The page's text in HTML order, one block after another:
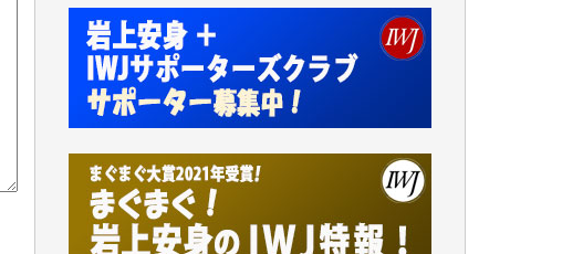
小池説夫 様
アオキカナメ 様
諸般の事情によりIWJ会費払えず今は非会員
です。市民側に立つ講演会にIWJのカメラマ
われるのはあまりにもったいない。少しでも
お役立てください。（H.O.様）
今日、僅かですがカンパしました。（T.M.